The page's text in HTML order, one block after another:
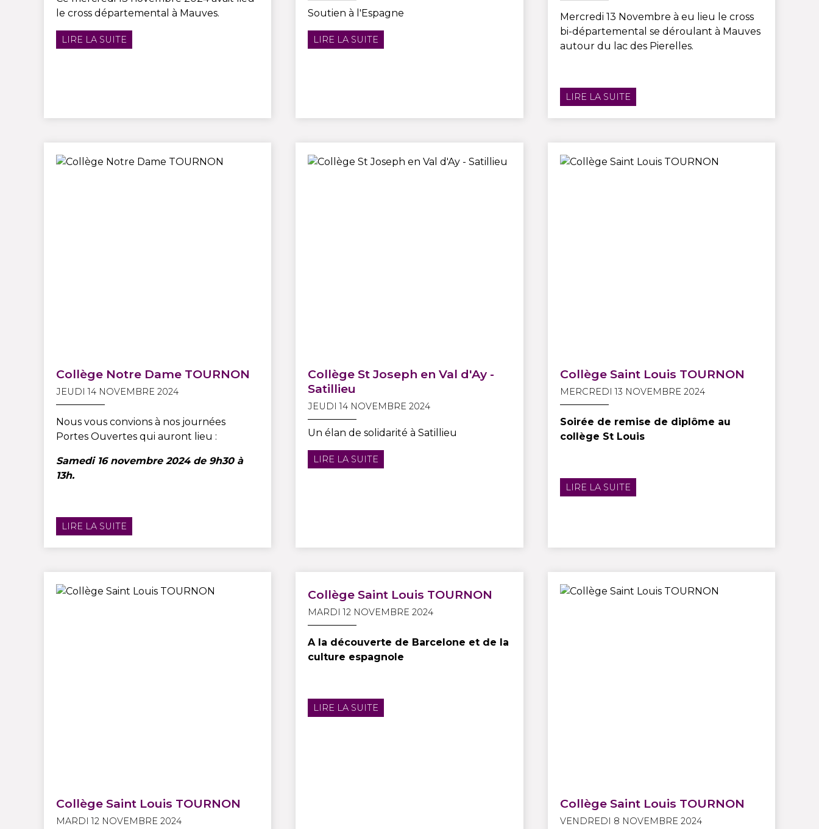
le cross départemental à Mauves.
LIRE LA SUITE
Soutien à l'Espagne
LIRE LA SUITE
Mercredi 13 Novembre à eu lieu le cross
bi-départemental se déroulant à Mauves
autour du lac des Pierelles.
LIRE LA SUITE
Collège Notre Dame TOURNON
JEUDI 14 NOVEMBRE 2024
Nous vous convions à nos journées
Portes Ouvertes qui auront lieu :
Samedi 16 novembre 2024 de 9h30 à
13h.
LIRE LA SUITE
Collège St Joseph en Val d'Ay -
Satillieu
JEUDI 14 NOVEMBRE 2024
Un élan de solidarité à Satillieu
LIRE LA SUITE
Collège Saint Louis TOURNON
MERCREDI 13 NOVEMBRE 2024
Soirée de remise de diplôme au
collège St Louis
LIRE LA SUITE
Collège Saint Louis TOURNON
MARDI 12 NOVEMBRE 2024
Collège Saint Louis TOURNON
MARDI 12 NOVEMBRE 2024
A la découverte de Barcelone et de la
culture espagnole
LIRE LA SUITE
Collège Saint Louis TOURNON
VENDREDI 8 NOVEMBRE 2024